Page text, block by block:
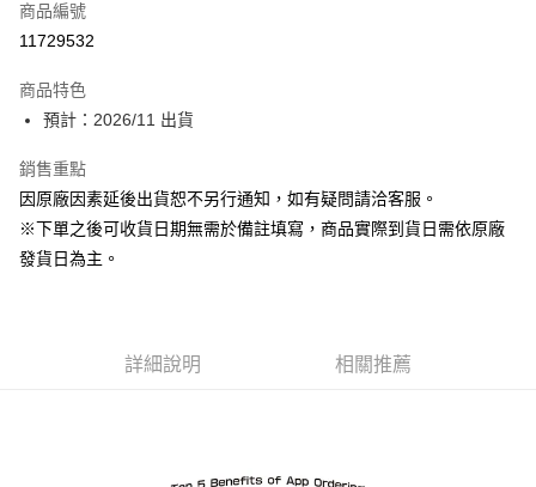
Apple Pay
運送方式
預購-付款後全家取貨(舊)
每筆NT$90，滿NT$3,000(含以上)免運費
每筆NT$120，滿NT$3,000(含以上)免運費
東海門市自取，需自備購物袋取貨唷。
商品編號
11729532
商品特色
預計：2026/11 出貨
銷售重點
因原廠因素延後出貨恕不另行通知，如有疑問請洽客服。
※下單之後可收貨日期無需於備註填寫，商品實際到貨日需依原廠
發貨日為主。
詳細說明 相關推薦